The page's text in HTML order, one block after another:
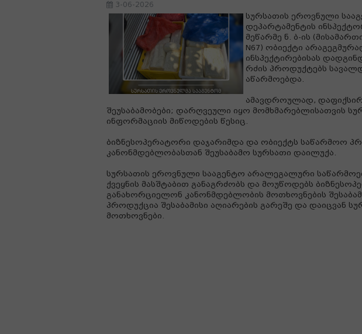
3-06-2026
სურსათის ეროვნული
დეპარტამენტის
მეწარმე ნ. ბ-ის
N67) ობიექტი
ინსპექტირებისას
რძის პროდუქტებს
აწარმოებდა.
ამავდროულად,
შეუსაბამობები; დარღვეული იყო მომხმარებლისათვის
ინფორმაციის მიწოდების წესიც.
ბიზნესოპერატორი დაჯარიმდა და ობიექტს საწარმოო
კანონმდებლობასთან შეუსაბამო სურსათი დაილუქა.
სურსათის ეროვნული სააგენტო არალეგალური
ქვეყნის მასშტაბით განაგრძობს და მოუწოდებს
განახორციელონ კანონმდებლობის მოთხოვნების
პროდუქცია შესაბამისი აღიარების გარეშე და დაიცვან
მოთხოვნები.